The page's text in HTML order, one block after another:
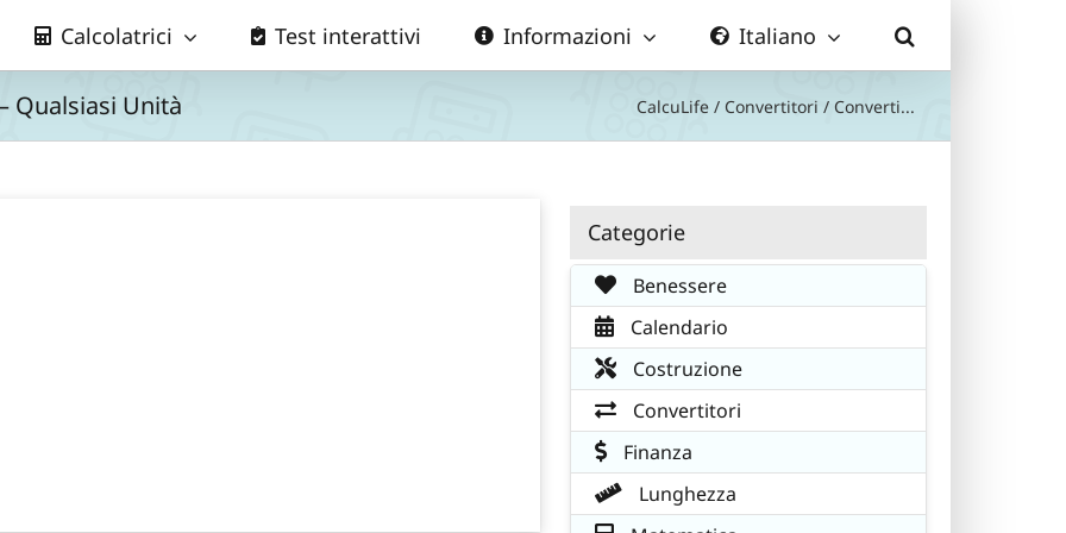
Calcolatrici Test interattivi Informazioni Italiano
Qualsiasi Unità CalcuLife / Convertitori / Converti...
Categorie
Benessere
Calendario
Costruzione
Convertitori
Finanza
Lunghezza